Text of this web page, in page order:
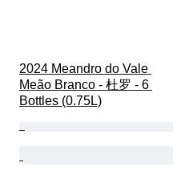
2024 Meandro do Vale
Meão Branco - 杜罗 - 6
Bottles (0.75L)